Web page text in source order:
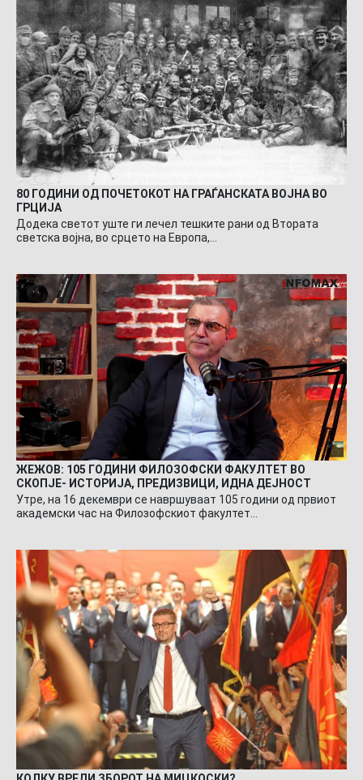
80 ГОДИНИ ОД ПОЧЕТОКОТ НА ГРАЃАНСКАТА ВОЈНА ВО
ГРЦИЈА
Додека светот уште ги лечел тешките рани од Втората
светска војна, во срцето на Европа,…
ЖЕЖОВ: 105 ГОДИНИ ФИЛОЗОФСКИ ФАКУЛТЕТ ВО
СКОПЈЕ- ИСТОРИЈА, ПРЕДИЗВИЦИ, ИДНА ДЕЈНОСТ
Утре, на 16 декември се навршуваат 105 години од првиот
академски час на Филозофскиот факултет…